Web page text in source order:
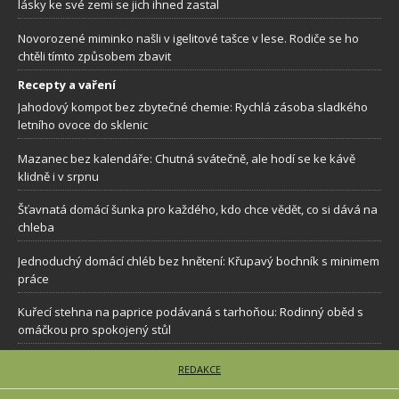
lásky ke své zemi se jich ihned zastal
Novorozené miminko našli v igelitové tašce v lese. Rodiče se ho
chtěli tímto způsobem zbavit
Recepty a vaření
Jahodový kompot bez zbytečné chemie: Rychlá zásoba sladkého
letního ovoce do sklenic
Mazanec bez kalendáře: Chutná svátečně, ale hodí se ke kávě
klidně i v srpnu
Šťavnatá domácí šunka pro každého, kdo chce vědět, co si dává na
chleba
Jednoduchý domácí chléb bez hnětení: Křupavý bochník s minimem
práce
Kuřecí stehna na paprice podávaná s tarhoňou: Rodinný oběd s
omáčkou pro spokojený stůl
REDAKCE